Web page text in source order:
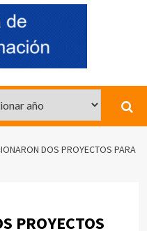
DOS PROYECTOS PARA
PROYECTOS